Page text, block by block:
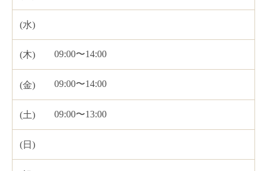
09:00〜14:00
09:00〜14:00
09:00〜13:00